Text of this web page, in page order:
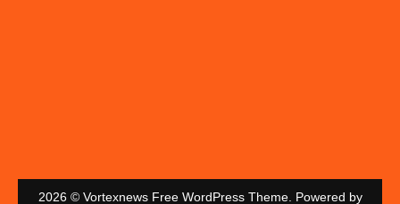
2026 © Vortexnews Free WordPress Theme. Powered by